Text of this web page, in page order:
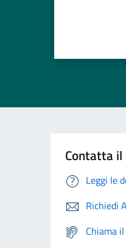
Contatta il
Leggi le
Richiedi
Chiama